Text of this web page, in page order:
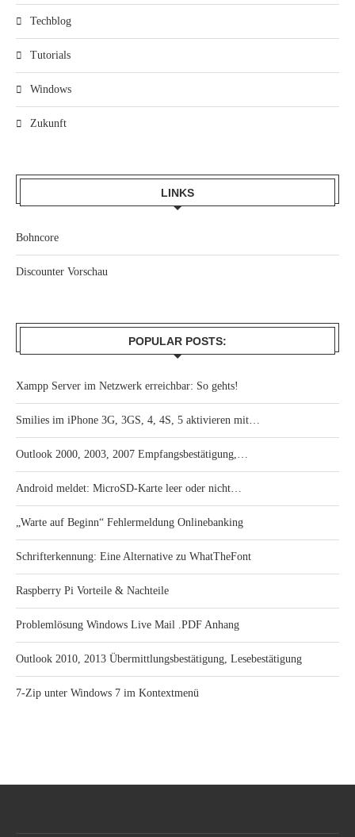
Techblog
Tutorials
Windows
Zukunft
LINKS
Bohncore
Discounter Vorschau
POPULAR POSTS:
Xampp Server im Netzwerk erreichbar: So gehts!
Smilies im iPhone 3G, 3GS, 4, 4S, 5 aktivieren mit…
Outlook 2000, 2003, 2007 Empfangsbestätigung,…
Android meldet: MicroSD-Karte leer oder nicht…
„Warte auf Beginn“ Fehlermeldung Onlinebanking
Schrifterkennung: Eine Alternative zu WhatTheFont
Raspberry Pi Vorteile & Nachteile
Problemlösung Windows Live Mail .PDF Anhang
Outlook 2010, 2013 Übermittlungsbestätigung, Lesebestätigung
7-Zip unter Windows 7 im Kontextmenü